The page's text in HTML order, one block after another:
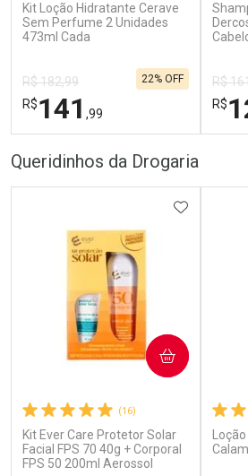
Kit Loção Hidratante Cerave
Sem Perfume 2 Unidades
473ml Cada
R$ 182,99
R$141 ,99
22% OFF
Comprar sem Desconto
R$
R$
Queridinhos da Drogaria
(16)
Kit Ever Care Protetor Solar
Facial FPS 70 40g + Corporal
FPS 50 200ml Aerossol
COMPRAR